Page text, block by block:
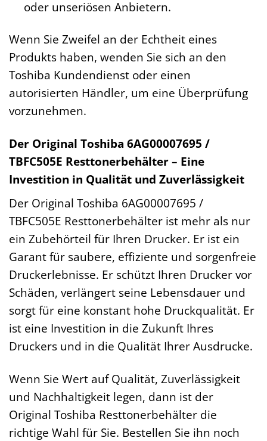
oder unseriösen Anbietern.
Wenn Sie Zweifel an der Echtheit eines
Produkts haben, wenden Sie sich an den
Toshiba Kundendienst oder einen
autorisierten Händler, um eine Überprüfung
vorzunehmen.
Der Original Toshiba 6AG00007695 /
TBFC505E Resttonerbehälter – Eine
Investition in Qualität und Zuverlässigkeit
Der Original Toshiba 6AG00007695 /
TBFC505E Resttonerbehälter ist mehr als nur
ein Zubehörteil für Ihren Drucker. Er ist ein
Garant für saubere, effiziente und sorgenfreie
Druckerlebnisse. Er schützt Ihren Drucker vor
Schäden, verlängert seine Lebensdauer und
sorgt für eine konstant hohe Druckqualität. Er
ist eine Investition in die Zukunft Ihres
Druckers und in die Qualität Ihrer Ausdrucke.
Wenn Sie Wert auf Qualität, Zuverlässigkeit
und Nachhaltigkeit legen, dann ist der
Original Toshiba Resttonerbehälter die
richtige Wahl für Sie. Bestellen Sie ihn noch